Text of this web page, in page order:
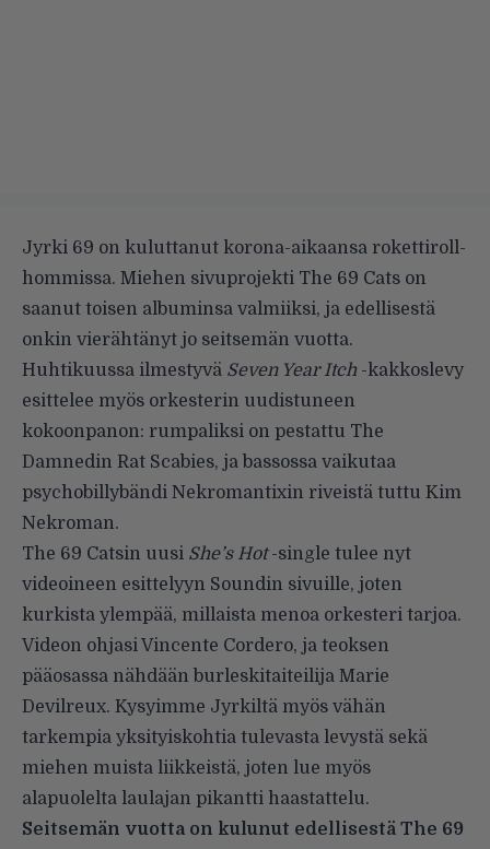
Jyrki 69 on kuluttanut korona-aikaansa rokettiroll-
hommissa. Miehen sivuprojekti The 69 Cats on
saanut toisen albuminsa valmiiksi, ja edellisestä
onkin vierähtänyt jo seitsemän vuotta.
Huhtikuussa ilmestyvä Seven Year Itch -kakkoslevy
esittelee myös orkesterin uudistuneen
kokoonpanon: rumpaliksi on pestattu The
Damnedin Rat Scabies, ja bassossa vaikutaa
psychobillybändi Nekromantixin riveistä tuttu Kim
Nekroman.
The 69 Catsin uusi She’s Hot-single tulee nyt
videoineen esittelyyn Soundin sivuille, joten
kurkista ylempää, millaista menoa orkesteri tarjoa.
Videon ohjasi Vincente Cordero, ja teoksen
pääosassa nähdään burleskitaiteilija Marie
Devilreux. Kysyimme Jyrkiltä myös vähän
tarkempia yksityiskohtia tulevasta levystä sekä
miehen muista liikkeistä, joten lue myös
alapuolelta laulajan pikantti haastattelu.
Seitsemän vuotta on kulunut edellisestä The 69